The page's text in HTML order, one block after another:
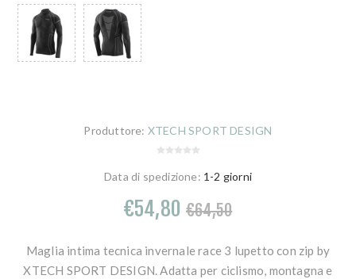
Produttore: XTECH SPORT DESIGN
Data di spedizione: 1-2 giorni
€54,80 €64,50
Maglia intima tecnica invernale race 3 lupetto con zip by
XTECH SPORT DESIGN. Adatta per ciclismo, montagna e